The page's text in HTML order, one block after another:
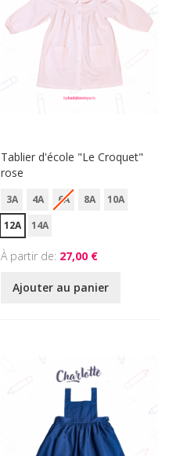
Tablier d'école "Le Croquet"
rose
3A 4A 6A 8A
10A
12A
14A
À partir de 27,00 €
Ajouter au panier